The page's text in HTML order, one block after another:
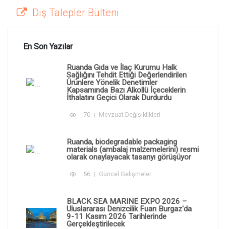
Dış Talepler Bülteni
En Son Yazılar
Ruanda Gıda ve İlaç Kurumu Halk
Sağlığını Tehdit Ettiği Değerlendirilen
Ürünlere Yönelik Denetimler
Kapsamında Bazı Alkollü İçeceklerin
İthalatını Geçici Olarak Durdurdu
70 Mevzuat Değişiklikleri
Ruanda, biodegradable packaging
materials (ambalaj malzemelerini) resmi
olarak onaylayacak tasarıyı görüşüyor
56 Güncel Gelişmeler
BLACK SEA MARINE EXPO 2026 –
Uluslararası Denizcilik Fuarı Burgaz'da
9-11 Kasım 2026 Tarihlerinde
Gerçekleştirilecek